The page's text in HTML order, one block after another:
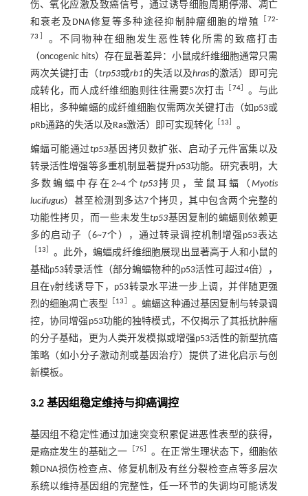
伤、氧化应激及致癌信号，通过诱导细胞周期停滞、凋亡
和衰老及DNA修复等多种途径抑制肿瘤细胞的增殖 ［72-
73
。不同物种在细胞发生恶性转化所需的致癌打击
（oncogenic hits）存在显著差异：小鼠成纤维细胞通常只需
两次关键打击（trp53或rb1 的失活以及hras 的激活）即可完
成转化，而人成纤维细胞则往往需要5次打击
74］ 。与此
相比，多种蝙蝠的成纤维细胞仅需两次关键打击（如p53或
pRb通路的失活以及Ras激活）即可实现转化
13 。
蝙蝠可能通过tp53基因拷贝数扩张、启动子元件富集以及
转录活性增强等多重机制显著提升p53功能。研究表明，大
多数蝙蝠中存在2~4个 tp53拷贝，莹鼠耳蝠（Myotis
lucifugus）甚至检测到多达7个拷贝，其中包含两个完整的
功能性拷贝，而一些未发生tp53基因复制的蝙蝠则依赖更
多的启动子（6~7个），通过转录调控机制增强p53表达
13
。此外，蝙蝠成纤维细胞展现出显著高于人和小鼠的
基础p53转录活性（部分蝙蝠物种的p53活性可超过4倍），
且在γ射线诱导下，p53转录水平进一步上调，并伴随更强
烈的细胞凋亡表型
13
。蝙蝠这种通过基因复制与转录调
控，协同增强p53功能的独特模式，不仅揭示了其抵抗肿瘤
的分子基础，更为人类开发模拟或增强p53活性的新型抗癌
策略（如小分子激动剂或基因治疗）提供了进化启示与创
新模板。
3.2 基因组稳定维持与抑癌调控
基因组不稳定性通过加速突变积累促进恶性表型的获得，
是癌症发生的基础之一
75
。在正常生理状态下，细胞依
赖DNA损伤检查点、修复机制及有丝分裂检查点等多层次
系统以维持基因组的完整性，任一环节的失调均可能诱发